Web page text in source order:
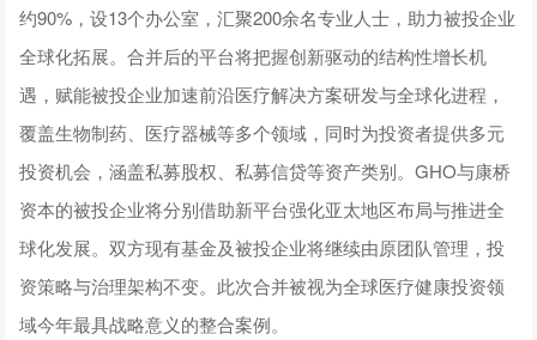
约90%，设13个办公室，汇聚200余名专业人士，助力被投企业
全球化拓展。合并后的平台将把握创新驱动的结构性增长机
遇，赋能被投企业加速前沿医疗解决方案研发与全球化进程，
覆盖生物制药、医疗器械等多个领域，同时为投资者提供多元
投资机会，涵盖私募股权、私募信贷等资产类别。GHO与康桥
资本的被投企业将分别借助新平台强化亚太地区布局与推进全
球化发展。双方现有基金及被投企业将继续由原团队管理，投
资策略与治理架构不变。此次合并被视为全球医疗健康投资领
域今年最具战略意义的整合案例。